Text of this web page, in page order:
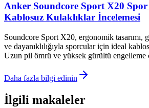
Anker Soundcore Sport X20
Kablosuz Kulaklıklar İncelemesi
Soundcore Sport X20, ergonomik tasarımı,
ve dayanıklılığıyla sporcular için ideal
Uzun pil ömrü ve yüksek gürültü engelleme
Daha fazla bilgi edinin
İlgili makaleler